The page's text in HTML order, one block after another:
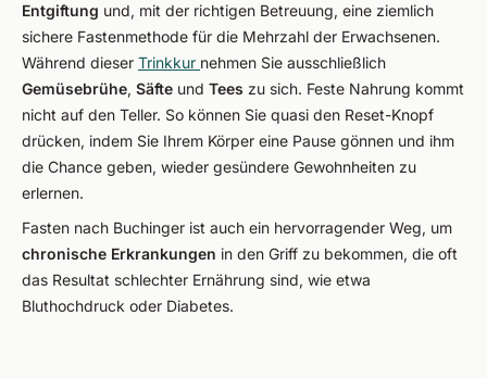
Entgiftung und, mit der richtigen Betreuung, eine ziemlich
sichere Fastenmethode für die Mehrzahl der Erwachsenen.
Während dieser Trinkkur nehmen Sie ausschließlich
Gemüsebrühe, Säfte und Tees zu sich. Feste Nahrung kommt
nicht auf den Teller. So können Sie quasi den Reset-Knopf
drücken, indem Sie Ihrem Körper eine Pause gönnen und ihm
die Chance geben, wieder gesündere Gewohnheiten zu
erlernen.
Fasten nach Buchinger ist auch ein hervorragender Weg, um
chronische Erkrankungen in den Griff zu bekommen, die oft
das Resultat schlechter Ernährung sind, wie etwa
Bluthochdruck oder Diabetes.